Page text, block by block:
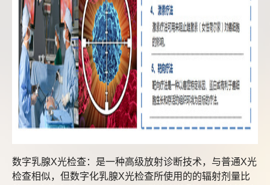
数字乳腺X光检查：是一种高级放射诊断技术，与普通X光
检查相似，但数字化乳腺X光检查所使用的的辐射剂量比